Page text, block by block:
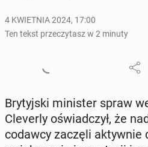
4 KWIETNIA 2024, 17:00
Ten tekst przeczytasz w 2 minuty
Bry­tyj­ski mi­ni­ster spraw
Cle­ver­ly oświad­czył, że
co­daw­cy zaczęli ak­tyw­nie